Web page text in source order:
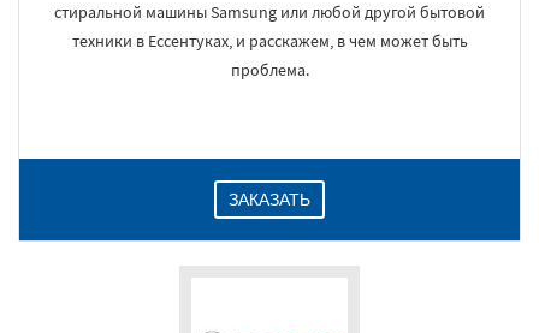
стиральной машины Samsung или любой другой бытовой
техники в Ессентуках, и расскажем, в чем может быть
проблема.
ЗАКАЗАТЬ